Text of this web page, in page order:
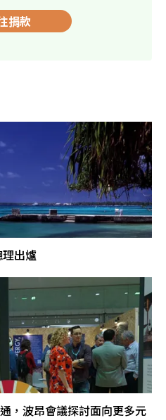
捐款
出爐
，波昂會議探討面向更多元